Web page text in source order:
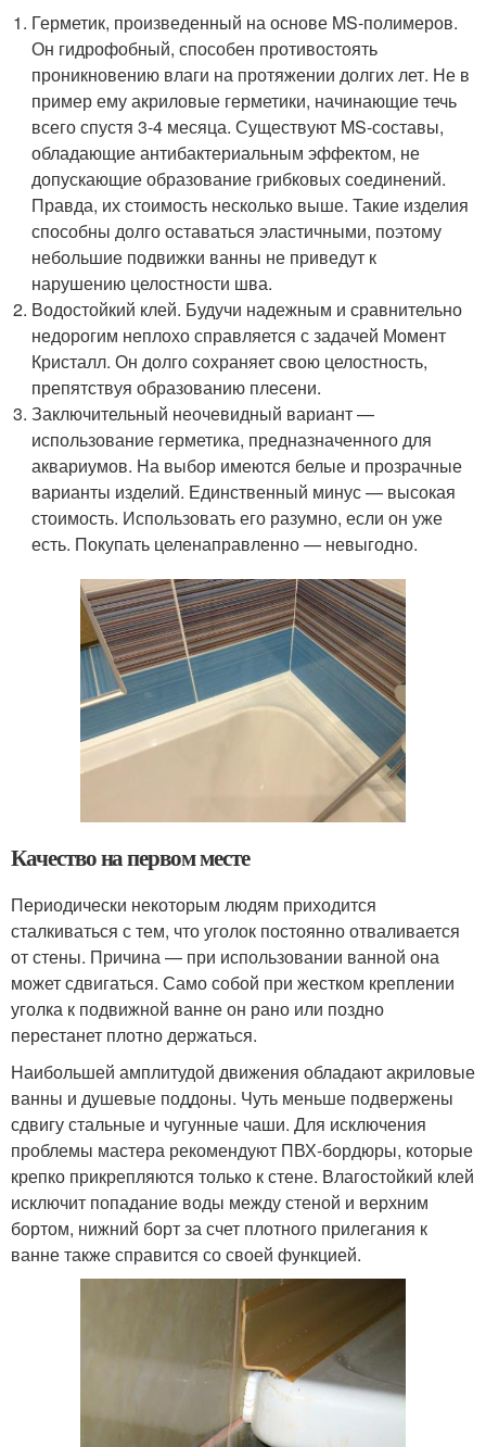
Герметик, произведенный на основе MS-полимеров.
Он гидрофобный, способен противостоять
проникновению влаги на протяжении долгих лет. Не в
пример ему акриловые герметики, начинающие течь
всего спустя 3-4 месяца. Существуют MS-составы,
обладающие антибактериальным эффектом, не
допускающие образование грибковых соединений.
Правда, их стоимость несколько выше. Такие изделия
способны долго оставаться эластичными, поэтому
небольшие подвижки ванны не приведут к
нарушению целостности шва.
Водостойкий клей. Будучи надежным и сравнительно
недорогим неплохо справляется с задачей Момент
Кристалл. Он долго сохраняет свою целостность,
препятствуя образованию плесени.
Заключительный неочевидный вариант —
использование герметика, предназначенного для
аквариумов. На выбор имеются белые и прозрачные
варианты изделий. Единственный минус — высокая
стоимость. Использовать его разумно, если он уже
есть. Покупать целенаправленно — невыгодно.
Качество на первом месте
Периодически некоторым людям приходится
сталкиваться с тем, что уголок постоянно отваливается
от стены. Причина — при использовании ванной она
может сдвигаться. Само собой при жестком креплении
уголка к подвижной ванне он рано или поздно
перестанет плотно держаться.
Наибольшей амплитудой движения обладают акриловые
ванны и душевые поддоны. Чуть меньше подвержены
сдвигу стальные и чугунные чаши. Для исключения
проблемы мастера рекомендуют ПВХ-бордюры, которые
крепко прикрепляются только к стене. Влагостойкий клей
исключит попадание воды между стеной и верхним
бортом, нижний борт за счет плотного прилегания к
ванне также справится со своей функцией.